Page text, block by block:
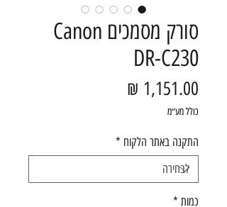
סורק מסמכים Canon
DR-C230
כולל מע״מ
התקנה באתר הלקוח *
כמות *